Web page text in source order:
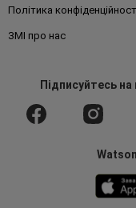
Політика
ЗМІ про нас
Підписуйтесьна